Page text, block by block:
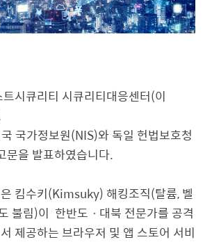
시큐리티 시큐리티대응센터(이
국가정보원(NIS)와 독일 헌법보호청
문을 발표하였습니다.
킴수키(Kimsuky) 해킹조직(탈륨, 벨
불림)이 한반도ㆍ대북 전문가를 공격
제공하는 브라우저 및 앱 스토어 서비